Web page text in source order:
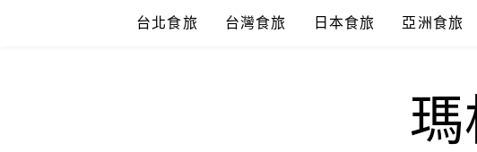
台北食旅 台灣食旅 日本食旅 亞洲食旅